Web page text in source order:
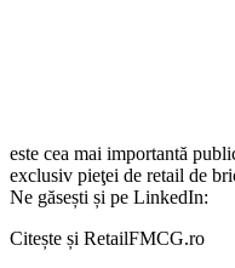
este cea mai importantă
exclusiv pieţei de retail de
Ne găsești și pe LinkedIn:
Citește și RetailFMCG.ro